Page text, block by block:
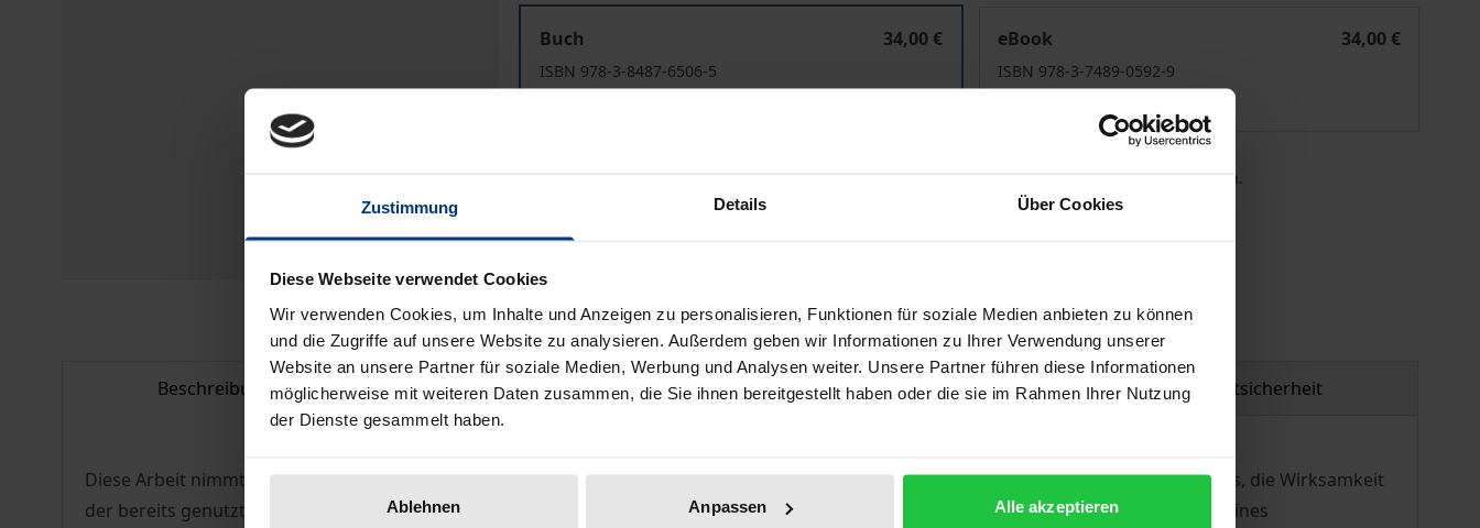
Zustimmung Details Über Cookies
Diese Webseite verwendet Cookies
Wir verwenden Cookies, um Inhalte und Anzeigen zu personalisieren, Funktionen für soziale Medien anbieten zu können
und die Zugriffe auf unsere Website zu analysieren. Außerdem geben wir Informationen zu Ihrer Verwendung unserer
Website an unsere Partner für soziale Medien, Werbung und Analysen weiter. Unsere Partner führen diese Informationen
möglicherweise mit weiteren Daten zusammen, die Sie ihnen bereitgestellt haben oder die sie im Rahmen Ihrer Nutzung
der Dienste gesammelt haben.
Ablehnen Anpassen Alle akzeptieren
Buch
34,00 €
ISBN 978-3-8487-6506-5
eBook
34,00 €
ISBN 978-3-7489-0592-9
Preisangaben inkl. MwSt. Abhängig von der Lieferadresse kann die MwSt. an der Kasse variieren.
In den Warenkorb
Hinweise zu Versandkosten
Beschreibung Bibliografische Angaben Zusatzmaterial Produktsicherheit
Diese Arbeit nimmt die aktuellen Leitlinien der Europäischen Aufsichtsbehörden zum Umgang mit notleidenden Krediten (NPL) zum Anlass, die Wirksamkeit
der bereits genutzten und darin vorgeschlagenen Mechanismen anhand von vier wissenschaftlichen Studien zu beleuchten. Im Rahmen eines